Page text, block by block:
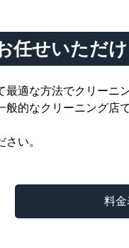
任せいただ
適な方法でクリーニ
的なクリーニング店
い。
料金